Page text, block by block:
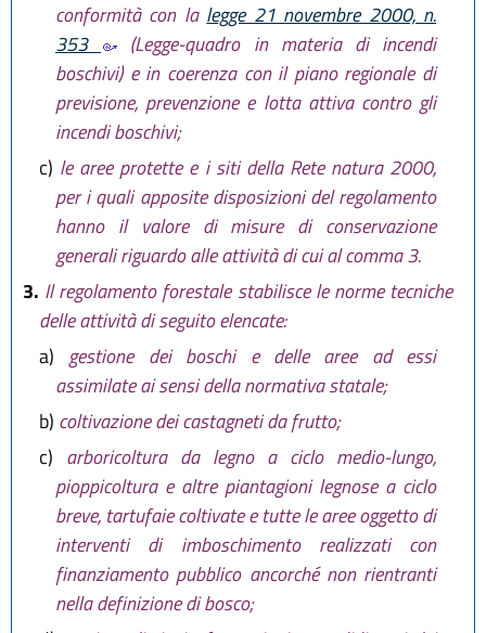
conformità con la legge 21 novembre 2000, n.
353
(Legge-quadro in materia di incendi
boschivi) e in coerenza con il piano regionale di
previsione, prevenzione e lotta attiva contro gli
incendi boschivi;
c) le aree protette e i siti della Rete natura 2000,
per i quali apposite disposizioni del regolamento
hanno il valore di misure di conservazione
generali riguardo alle attività di cui al comma 3.
3. Il regolamento forestale stabilisce le norme tecniche
delle attività di seguito elencate:
a) gestione dei boschi e delle aree ad essi
assimilate ai sensi della normativa statale;
b) coltivazione dei castagneti da frutto;
c) arboricoltura da legno a ciclo medio-lungo,
pioppicoltura e altre piantagioni legnose a ciclo
breve, tartufaie coltivate e tutte le aree oggetto di
interventi di imboschimento realizzati con
finanziamento pubblico ancorché non rientranti
nella definizione di bosco;